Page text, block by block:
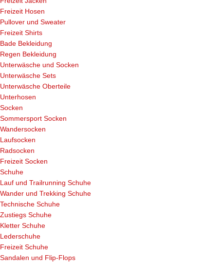
Freizeit Hosen
Pullover und Sweater
Freizeit Shirts
Bade Bekleidung
Regen Bekleidung
Unterwäsche und Socken
Unterwäsche Sets
Unterwäsche Oberteile
Unterhosen
Socken
Sommersport Socken
Wandersocken
Laufsocken
Radsocken
Freizeit Socken
Schuhe
Lauf und Trailrunning Schuhe
Wander und Trekking Schuhe
Technische Schuhe
Zustiegs Schuhe
Kletter Schuhe
Lederschuhe
Freizeit Schuhe
Sandalen und Flip-Flops